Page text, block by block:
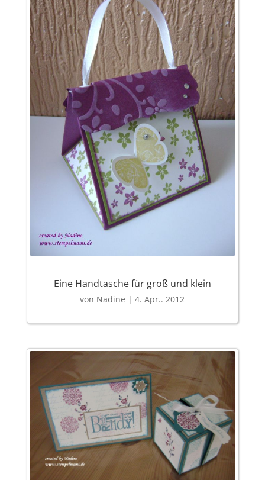
Eine Handtasche für groß und klein
von Nadine |4. Apr.. 2012